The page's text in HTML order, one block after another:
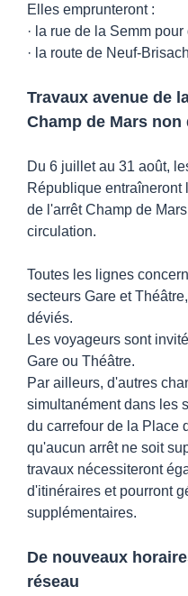
Elles emprunteront :
· la rue de la Semm
· la route de Neuf-
Travaux avenue de
Champ de Mars non
Du 6 juillet au 31 août,
République entraîneront
de l'arrêt Champ de
circulation.
Toutes les lignes
secteurs Gare et
déviés.
Les voyageurs sont
Gare ou Théâtre.
Par ailleurs, d'autres
simultanément dans les
du carrefour de la Place
qu'aucun arrêt ne soit
travaux nécessiteront
d'itinéraires et pourront
supplémentaires.
De nouveaux
réseau